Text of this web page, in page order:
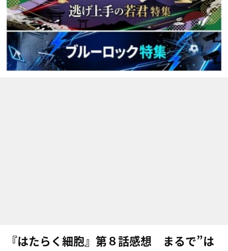
『はたらく細胞』第８話感想 まるで”は